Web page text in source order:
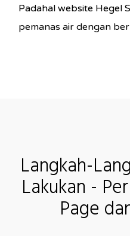
Padahal website Hegel
pemanas air dengan
Langkah-
Lakukan -
Page